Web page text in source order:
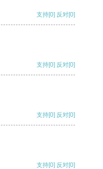
支持[0] 反对[0]
支持[0] 反对[0]
支持[0] 反对[0]
支持[0] 反对[0]